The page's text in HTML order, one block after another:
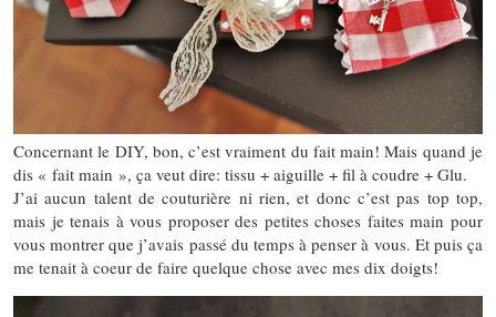
Concernant le DIY, bon, c’est vraiment du fait main! Mais quand je
dis « fait main », ça veut dire: tissu + aiguille + fil à coudre + Glu.
J’ai aucun talent de couturière ni rien, et donc c’est pas top top,
mais je tenais à vous proposer des petites choses faites main pour
vous montrer que j’avais passé du temps à penser à vous. Et puis ça
me tenait à coeur de faire quelque chose avec mes dix doigts!